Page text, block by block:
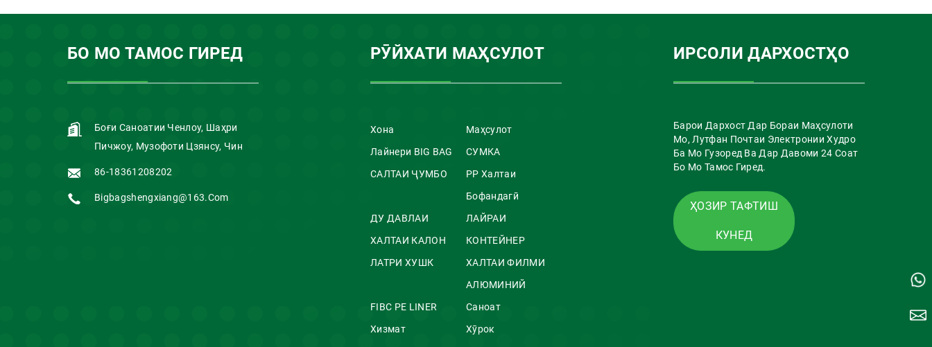
БО МО ТАМОС ГИРЕД
Боғи Саноатии Ченлоу, Шаҳри
Пичжоу, Музофоти Цзянсу, Чин
86-18361208202
Bigbagshengxiang@163.com
РӮЙХАТИ МАҲСУЛОТ
Хона
Маҳсулот
Лайнери BIG BAG
СУМКА
САЛТАИ ҶУМБО
PP Халтаи
Бофандагӣ
ДУ ДАВЛАИ
ХАЛТАИ КАЛОН
ЛАЙРАИ
КОНТЕЙНЕР
ЛАТРИ ХУШК
ХАЛТАИ ФИЛМИ
АЛЮМИНИЙ
FIBC PE LINER
Саноат
Хизмат
Хӯрок
ИРСОЛИ ДАРХОСТҲО
Барои Дархост Дар Бораи Маҳсулоти
Мо, Лутфан Почтаи Электронии Худро
Ба Мо Гузоред Ва Дар Давоми 24 Соат
Бо Мо Тамос Гиред.
ҲОЗИР ТАФТИШ
КУНЕД